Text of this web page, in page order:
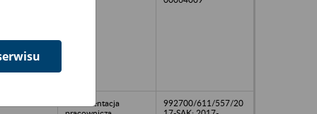
Dokumentacja
992700/611/557/20